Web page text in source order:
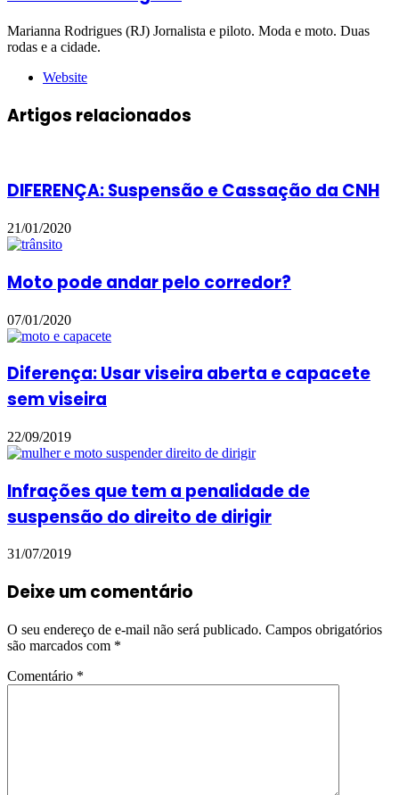
Marianna Rodrigues (RJ) Jornalista e piloto. Moda e moto. Duas
rodas e a cidade.
Website
Artigos relacionados
DIFERENÇA: Suspensão e Cassação da CNH
21/01/2020
Moto pode andar pelo corredor?
07/01/2020
Diferença: Usar viseira aberta e capacete
sem viseira
22/09/2019
Infrações que tem a penalidade de
suspensão do direito de dirigir
31/07/2019
Deixe um comentário
O seu endereço de e-mail não será publicado. Campos obrigatórios
são marcados com *
Comentário *